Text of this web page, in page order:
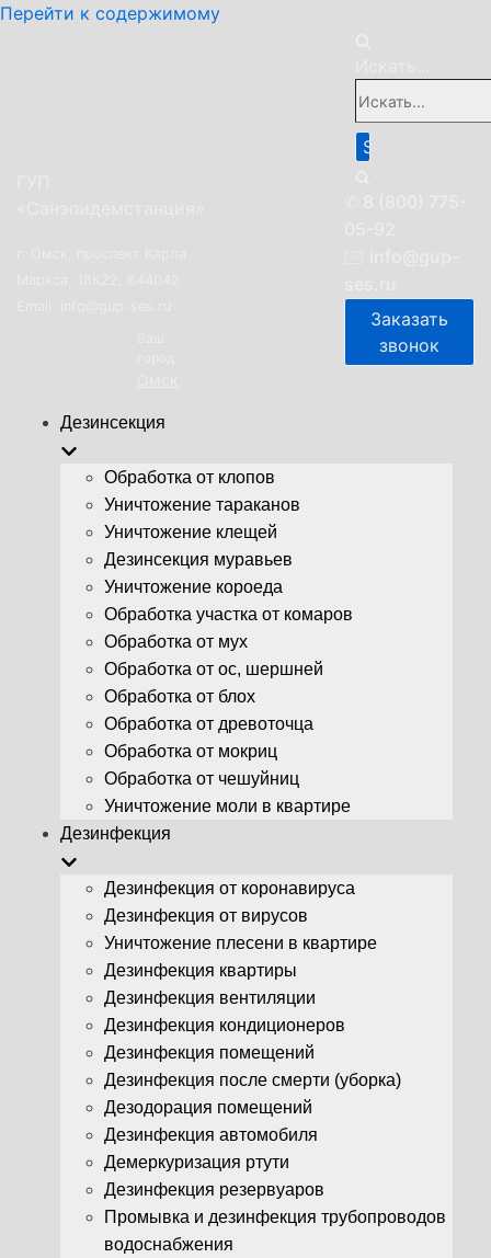
Перейти к содержимому
Заказать
звонок
Дезинсекция
Обработка от клопов
Уничтожение тараканов
Уничтожение клещей
Дезинсекция муравьев
Уничтожение короеда
Обработка участка от комаров
Обработка от мух
Обработка от ос, шершней
Обработка от блох
Обработка от древоточца
Обработка от мокриц
Обработка от чешуйниц
Уничтожение моли в квартире
Дезинфекция
Дезинфекция от коронавируса
Дезинфекция от вирусов
Уничтожение плесени в квартире
Дезинфекция квартиры
Дезинфекция вентиляции
Дезинфекция кондиционеров
Дезинфекция помещений
Дезинфекция после смерти (уборка)
Дезодорация помещений
Дезинфекция автомобиля
Демеркуризация ртути
Дезинфекция резервуаров
Промывка и дезинфекция трубопроводов
водоснабжения